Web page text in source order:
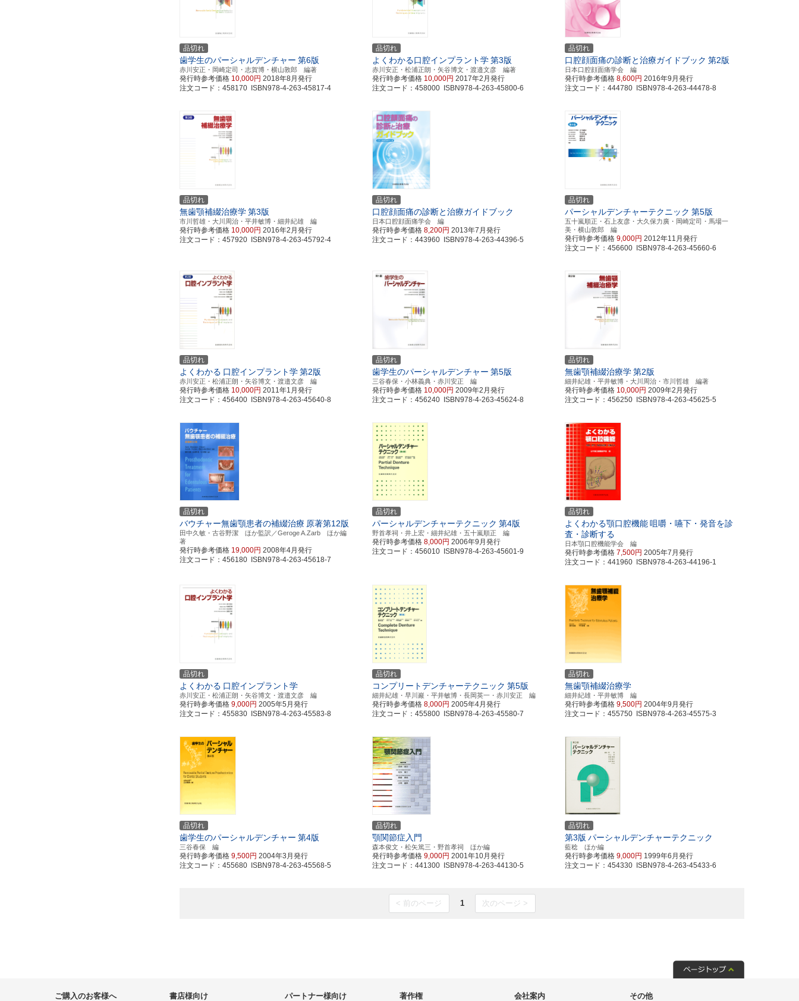
品切れ
歯学生のパーシャルデンチャー 第6版
赤川安正・岡崎定司・志賀博・横山敦郎 編著
発行時参考価格 10,000円 2018年8月発行
注文コード：458170 ISBN978-4-263-45817-4
品切れ
よくわかる口腔インプラント学第3版
赤川安正・松浦正朗・矢谷博文・渡邉文彦 編著
発行時参考価格 10,000円 2017年2月発行
注文コード：458000 ISBN978-4-263-45800-6
品切れ
口腔顔面痛の診断と治療ガイドブック 第2版
日本口腔顔面痛学会 編
発行時参考価格8,600円 2016年9月発行
注文コード：444780 ISBN978-4-263-44478-8
品切れ
無歯顎補綴治療学第3版
市川哲雄・大川周治・平井敏博・細井紀雄 編
発行時参考価格 10,000円 2016年2月発行
注文コード：457920 ISBN978-4-263-45792-4
品切れ
口腔顔面痛の診断と治療ガイドブック
日本口腔顔面痛学会 編
発行時参考価格8,200円 2013年7月発行
注文コード：443960 ISBN978-4-263-44396-5
品切れ
パーシャルデンチャーテクニック 第5版
五十嵐順正・石上友彦・大久保力廣・岡崎定司・馬場一
美・横山敦郎 編
発行時参考価格9,000円 2012年11月発行
注文コード：456600 ISBN978-4-263-45660-6
品切れ
よくわかる 口腔インプラント学第2版
赤川安正・松浦正朗・矢谷博文・渡邉文彦 編
発行時参考価格 10,000円 2011年1月発行
注文コード：456400 ISBN978-4-263-45640-8
品切れ
歯学生のパーシャルデンチャー 第5版
三谷春保・小林義典・赤川安正 編
発行時参考価格 10,000円 2009年2月発行
注文コード：456240 ISBN978-4-263-45624-8
品切れ
無歯顎補綴治療学 第2版
細井紀雄・平井敏博・大川周治・市川哲雄 編著
発行時参考価格 10,000円 2009年2月発行
注文コード：456250 ISBN978-4-263-45625-5
品切れ
バウチャー無歯顎患者の補綴治療 原著第12版
田中久敏・古谷野潔 ほか監訳／Geroge A.Zarb ほか編
著
発行時参考価格 19,000円 2008年4月発行
注文コード：456180 ISBN978-4-263-45618-7
品切れ
パーシャルデンチャーテクニック 第4版
野首孝祠・井上宏・細井紀雄・五十嵐順正 編
発行時参考価格8,000円 2006年9月発行
注文コード：456010 ISBN978-4-263-45601-9
品切れ
よくわかる顎口腔機能 咀嚼・嚥下・発音を診
査・診断する
日本顎口腔機能学会 編
発行時参考価格7,500円 2005年7月発行
注文コード：441960 ISBN978-4-263-44196-1
品切れ
よくわかる 口腔インプラント学
赤川安正・松浦正朗・矢谷博文・渡邉文彦 編
発行時参考価格 9,000円 2005年5月発行
注文コード：455830 ISBN978-4-263-45583-8
品切れ
コンプリートデンチャーテクニック 第5版
細井紀雄・早川巖・平井敏博・長岡英一・赤川安正 編
発行時参考価格8,000円 2005年4月発行
注文コード：455800 ISBN978-4-263-45580-7
品切れ
無歯顎補綴治療学
細井紀雄・平井敏博 編
発行時参考価格9,500円 2004年9月発行
注文コード：455750 ISBN978-4-263-45575-3
品切れ
歯学生のパーシャルデンチャー 第4版
三谷春保 編
発行時参考価格 9,500円 2004年3月発行
注文コード：455680 ISBN978-4-263-45568-5
品切れ
顎関節症入門
森本俊文・松矢篤三・野首孝祠 ほか編
発行時参考価格9,000円 2001年10月発行
注文コード：441300 ISBN978-4-263-44130-5
品切れ
第3版 パーシャルデンチャーテクニック
藍稔 ほか編
発行時参考価格9,000円 1999年6月発行
注文コード：454330 ISBN978-4-263-45433-6
< 前のページ 1 次のページ >
ご購入のお客様へ 書店様向け パートナー様向け 著作権 会社案内 その他